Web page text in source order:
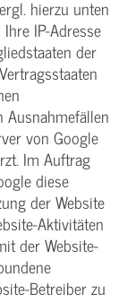
hierzu unten
IP-Adresse
der
von Google
Im Auftrag
diese
der Website
Aktivitäten
der Website-
Betreiber zu